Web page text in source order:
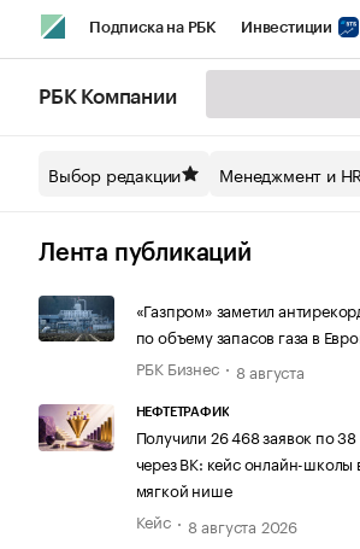
Подписка на РБК Инвестиции
Спецпроекты СПб
Технологии и медиа
РБК Компании
Выбор редакции Менеджмент и HR
Лента публикаций
«Газпром» заметил
по объему запасов газа в
РБК Бизнес
8 августа
НЕФТЕТРАФИК
Получили 26 468 заявок по
через ВК: кейс онлайн-школы
мягкой нише
Кейс
8 августа 2026